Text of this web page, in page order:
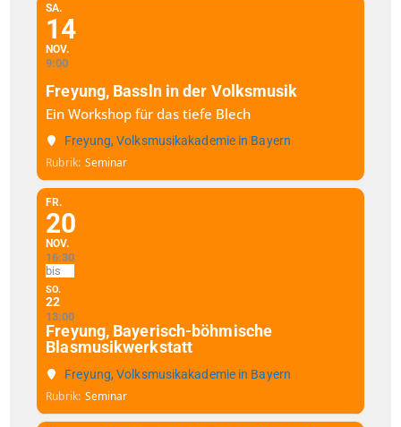
SA.
14
NOV.
9:00
Freyung, Bassln in der Volksmusik
Ein Workshop für das tiefe Blech
Freyung, Volksmusikakademie in Bayern
Rubrik Seminar
FR.
20
NOV.
16:30
SO.
22
13:00
Freyung, Bayerisch-böhmische
Blasmusikwerkstatt
Freyung, Volksmusikakademie in Bayern
Rubrik Seminar